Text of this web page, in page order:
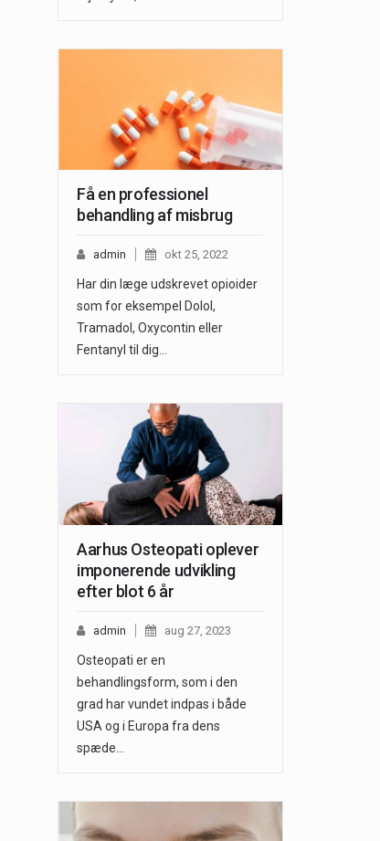
Få en professionel
behandling af misbrug
admin okt 25, 2022
Har din læge udskrevet opioider
som for eksempel Dolol,
Tramadol, Oxycontin eller
Fentanyl til dig…
Aarhus Osteopati oplever
imponerende udvikling
efter blot 6 år
admin aug 27, 2023
Osteopati er en
behandlingsform, som i den
grad har vundet indpas i både
USA og i Europa fra dens
spæde…